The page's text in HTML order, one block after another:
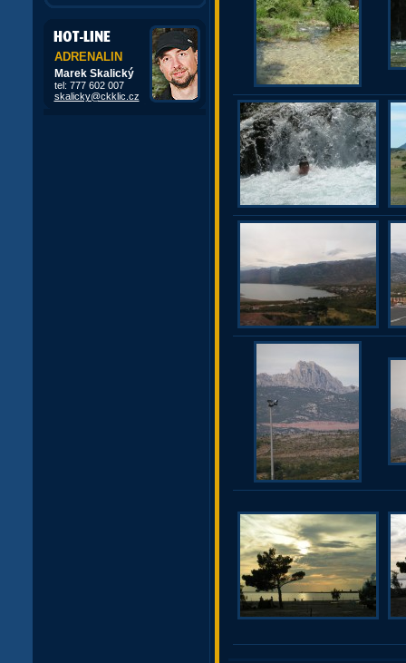
ADRENALIN
Marek Skalický
tel: 777 602 007
skalicky@ckklic.cz